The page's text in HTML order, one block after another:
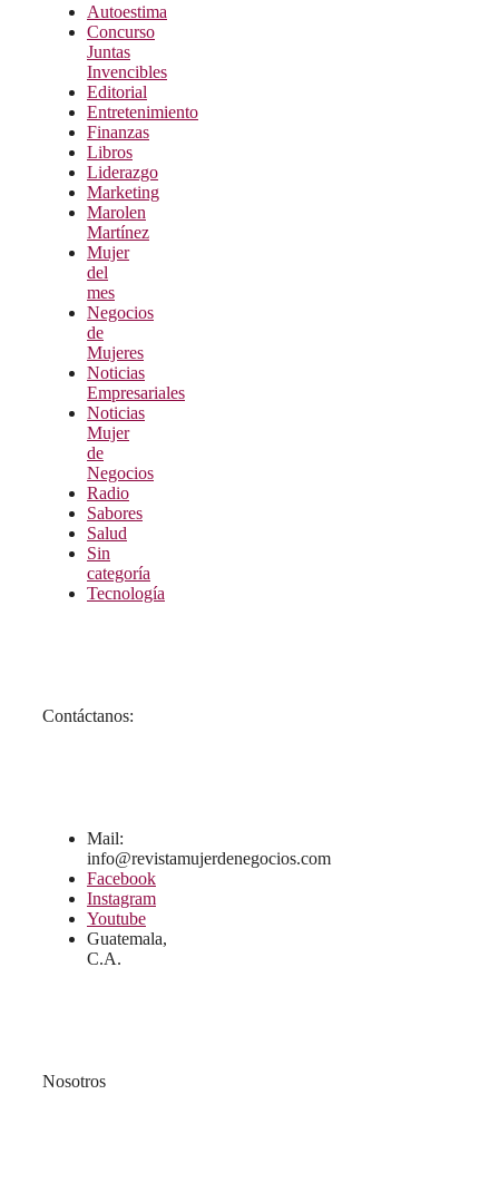
Autoestima
Concurso
Juntas
Invencibles
Editorial
Entretenimiento
Finanzas
Libros
Liderazgo
Marketing
Marolen
Martínez
Mujer
del
mes
Negocios
de
Mujeres
Noticias
Empresariales
Noticias
Mujer
de
Negocios
Radio
Sabores
Salud
Sin
categoría
Tecnología
Contáctanos:
Mail:
info@revistamujerdenegocios.com
Facebook
Instagram
Youtube
Guatemala,
C.A.
Nosotros